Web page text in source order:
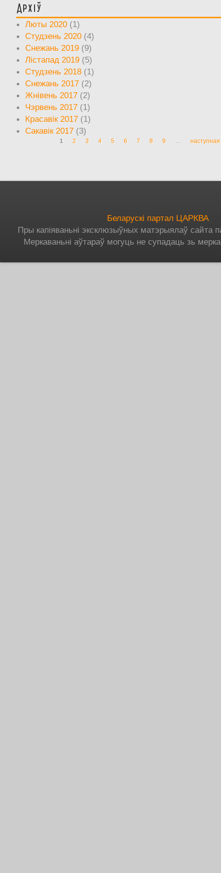
Архіў
Люты 2020 (1)
Студзень 2020 (4)
Снежань 2019 (9)
Лістапад 2019 (5)
Студзень 2018 (1)
Снежань 2017 (2)
Жнівень 2017 (2)
Чэрвень 2017 (1)
Красавік 2017 (1)
Сакавік 2017 (3)
Старонкі
1 2 3 4 5 6 7 8 9 … наступная
Беларускі партал ЦАРКВА
Пры капіяваньні эксклюзыўных матэрыялаў сайта
Меркаваньні аўтараў могуць не супадаць зь